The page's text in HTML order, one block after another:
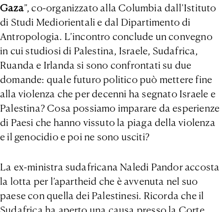
Gaza”, co-organizzato alla Columbia dall’Istituto
di Studi Mediorientali e dal Dipartimento di
Antropologia. L’incontro conclude un convegno
in cui studiosi di Palestina, Israele, Sudafrica,
Ruanda e Irlanda si sono confrontati su due
domande: quale futuro politico può mettere fine
alla violenza che per decenni ha segnato Israele e
Palestina? Cosa possiamo imparare da esperienze
di Paesi che hanno vissuto la piaga della violenza
e il genocidio e poi ne sono usciti?
La ex-ministra sudafricana Naledi Pandor accosta
la lotta per l’apartheid che è avvenuta nel suo
paese con quella dei Palestinesi. Ricorda che il